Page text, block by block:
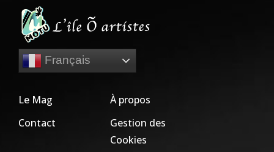
Français
Le Mag
À propos
Contact
Gestion des
Cookies